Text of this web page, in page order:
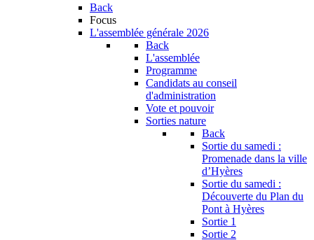
Back
Focus
L'assemblée générale 2026
Back
L'assemblée
Programme
Candidats au conseil
d'administration
Vote et pouvoir
Sorties nature
Back
Sortie du samedi :
Promenade dans la ville
d’Hyères
Sortie du samedi :
Découverte du Plan du
Pont à Hyères
Sortie 1
Sortie 2